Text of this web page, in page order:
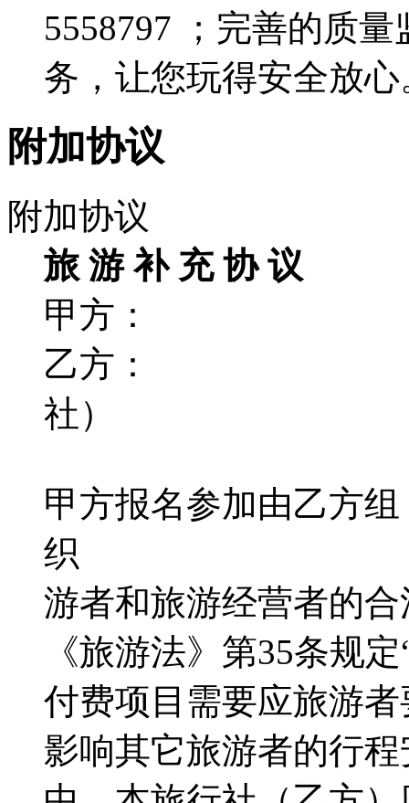
5558797 ；完善的质
务，让您玩得安全放心
附加协议
附加协议
旅 游 补 充 协 议
甲方：
乙方
社）
甲方报名参加由乙方组
织 旅游团
游者和旅游经营者的
《旅游法》第35条规
付费项目需要应旅游
影响其它旅游者的行